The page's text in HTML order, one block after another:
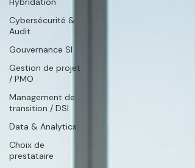
Cybersécurité &
Audit
Gouvernance SI
Gestion de projet
/ PMO
Management de
transition / DSI
Data & Analytics
Choix de
prestataire